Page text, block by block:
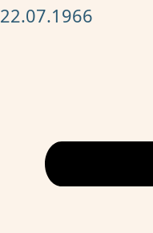
22.07.1966